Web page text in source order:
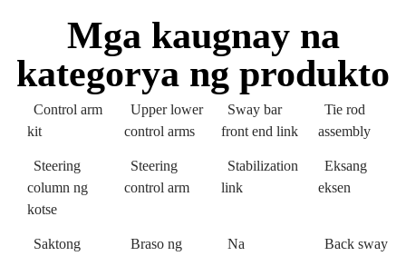
Mga kaugnay na
kategorya ng produkto
Control arm
kit
Upper lower
control arms
Sway bar
front end link
Tie rod
assembly
Steering
column ng
kotse
Steering
control arm
Stabilization
link
Eksang
eksen
Saktong
Braso ng
Na
Back sway